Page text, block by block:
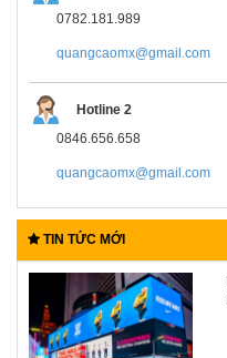
0782.181.989
quangcaomx@gmail.com
Hotline 2
0846.656.658
quangcaomx@gmail.com
TIN TỨC MỚI